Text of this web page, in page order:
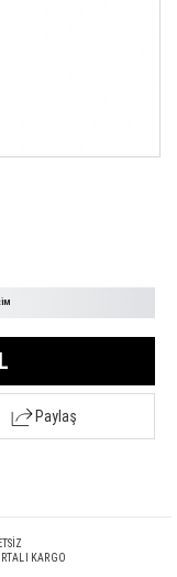
Paylaş
KARGO